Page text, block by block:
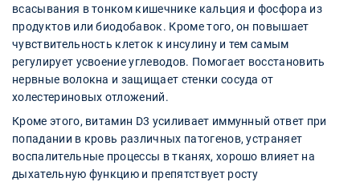
всасывания в тонком кишечнике кальция и фосфора из
продуктов или биодобавок. Кроме того, он повышает
чувствительность клеток к инсулину и тем самым
регулирует усвоение углеводов. Помогает восстановить
нервные волокна и защищает стенки сосуда от
холестериновых отложений.
Кроме этого, витамин D3 усиливает иммунный ответ при
попадании в кровь различных патогенов, устраняет
воспалительные процессы в тканях, хорошо влияет на
дыхательную функцию и препятствует росту